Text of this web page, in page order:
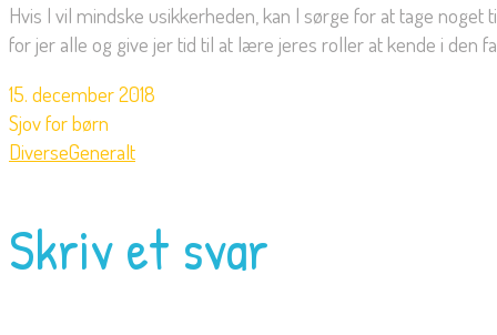
Hvis I vil mindske usikkerheden, kan I sørge for at tage
for jer alle og give jer tid til at lære jeres roller at kende i den
15. december 2018
Sjov for børn
DiverseGeneralt
Skriv et svar